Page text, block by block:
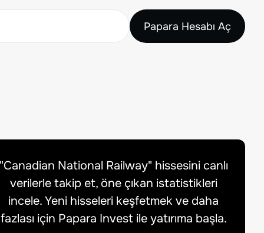
Papara Hesabı Aç
"Canadian National Railway" hissesini canlı
verilerle takip et, öne çıkan istatistikleri
incele. Yeni hisseleri keşfetmek ve daha
fazlası için Papara Invest ile yatırıma başla.